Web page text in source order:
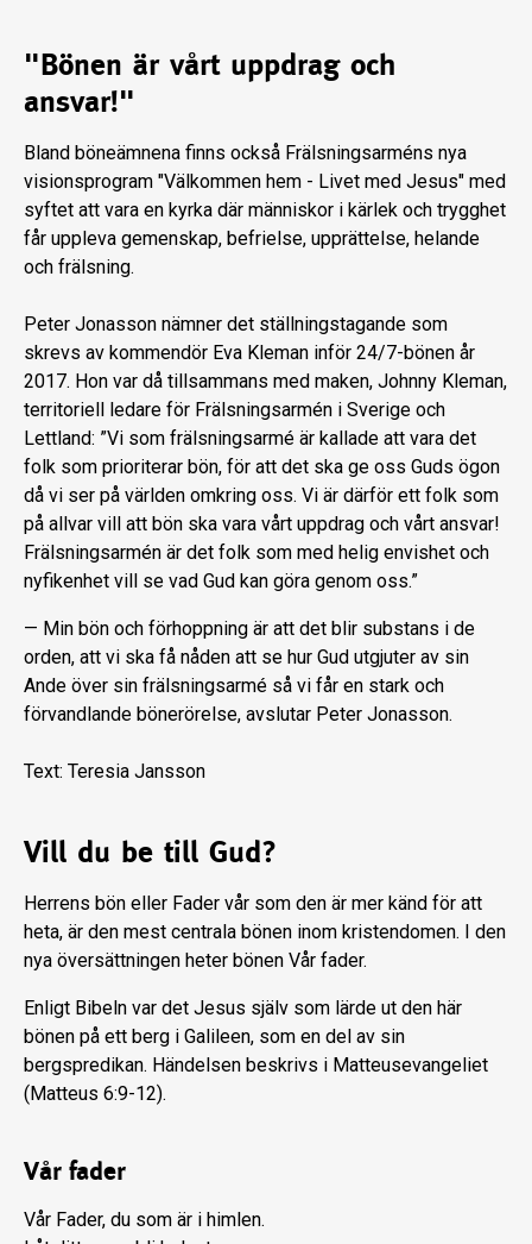
"Bönen är vårt uppdrag och
ansvar!"
Bland böneämnena finns också Frälsningsarméns nya
visionsprogram "Välkommen hem - Livet med Jesus" med
syftet att vara en kyrka där människor i kärlek och trygghet
får uppleva gemenskap, befrielse, upprättelse, helande
och frälsning.
Peter Jonasson nämner det ställningstagande som
skrevs av kommendör Eva Kleman inför 24/7-bönen år
2017. Hon var då tillsammans med maken, Johnny Kleman,
territoriell ledare för Frälsningsarmén i Sverige och
Lettland: ”Vi som frälsningsarmé är kallade att vara det
folk som prioriterar bön, för att det ska ge oss Guds ögon
då vi ser på världen omkring oss. Vi är därför ett folk som
på allvar vill att bön ska vara vårt uppdrag och vårt ansvar!
Frälsningsarmén är det folk som med helig envishet och
nyfikenhet vill se vad Gud kan göra genom oss.”
— Min bön och förhoppning är att det blir substans i de
orden, att vi ska få nåden att se hur Gud utgjuter av sin
Ande över sin frälsningsarmé så vi får en stark och
förvandlande bönerörelse, avslutar Peter Jonasson.
Text: Teresia Jansson
Vill du be till Gud?
Herrens bön eller Fader vår som den är mer känd för att
heta, är den mest centrala bönen inom kristendomen. I den
nya översättningen heter bönen Vår fader.
Enligt Bibeln var det Jesus själv som lärde ut den här
bönen på ett berg i Galileen, som en del av sin
bergspredikan. Händelsen beskrivs i Matteusevangeliet
(Matteus 6:9-12).
Vår fader
Vår Fader, du som är i himlen.